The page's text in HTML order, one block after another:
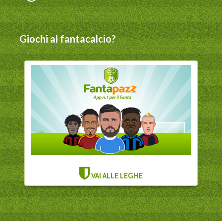
Giochi al fantacalcio?
VAI ALLE LEGHE